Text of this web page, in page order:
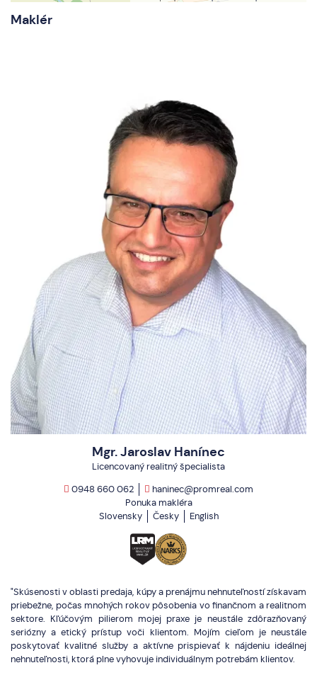
Maklér
Mgr. Jaroslav Hanínec
Licencovaný realitný špecialista
0948 660 062
haninec@promreal.com
Ponuka makléra
Slovensky
Česky English
"Skúsenosti v oblasti predaja, kúpy a prenájmu nehnuteľností získavam
priebežne, počas mnohých rokov pôsobenia vo finančnom a realitnom
sektore. Kľúčovým pilierom mojej praxe je neustále zdôrazňovaný
seriózny a etický prístup voči klientom. Mojím cieľom je neustále
poskytovať kvalitné služby a aktívne prispievať k nájdeniu ideálnej
nehnuteľnosti, ktorá plne vyhovuje individuálnym potrebám klientov.